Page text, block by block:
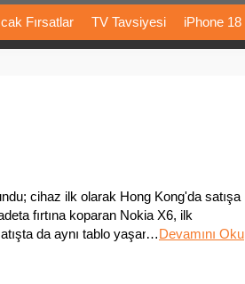
Fırsatlar TV Tavsiyesi iPhone 18
cihaz ilk olarak Hong Kong'da satışa
fırtına koparan Nokia X6, ilk
da aynı tablo yaşandı. Telefon bir
… Devamını Oku